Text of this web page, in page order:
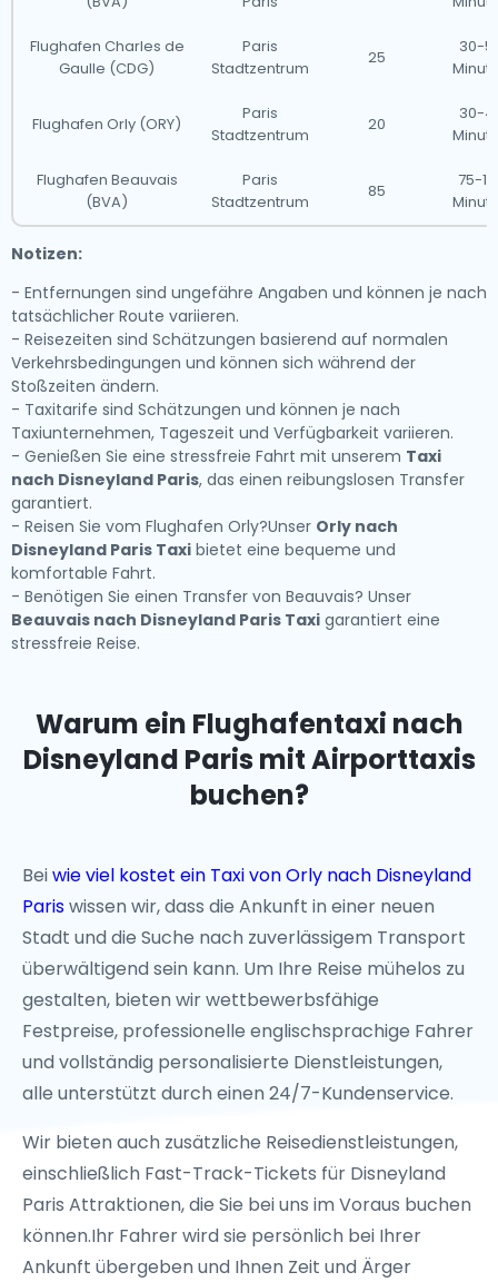
Flughafen Charles de
Gaulle (CDG)
Paris
Stadtzentrum
25
30-
Flughafen Orly (ORY)
Paris
Stadtzentrum
20
30-
Flughafen Beauvais
(BVA)
Paris
Stadtzentrum
85
75-
Notizen:
- Entfernungen sind ungefähre Angaben und können je nach
tatsächlicher Route variieren.
- Reisezeiten sind Schätzungen basierend auf normalen
Verkehrsbedingungen und können sich während der
Stoßzeiten ändern.
- Taxitarife sind Schätzungen und können je nach
Taxiunternehmen, Tageszeit und Verfügbarkeit variieren.
- Genießen Sie eine stressfreie Fahrt mit unserem Taxi
nach Disneyland Paris, das einen reibungslosen Transfer
garantiert.
- Reisen Sie vom Flughafen Orly?Unser Orly nach
Disneyland Paris Taxi bietet eine bequeme und
komfortable Fahrt.
- Benötigen Sie einen Transfer von Beauvais? Unser
Beauvais nach Disneyland Paris Taxi garantiert eine
stressfreie Reise.
Warum ein Flughafentaxi nach
Disneyland Paris mit Airporttaxis
buchen?
Beiwie viel kostet ein Taxi von Orly nach Disneyland
Pariswissen wir, dass die Ankunft in einer neuen
Stadt und die Suche nach zuverlässigem Transport
überwältigend sein kann. Um Ihre Reise mühelos zu
gestalten, bieten wir wettbewerbsfähige
Festpreise, professionelle englischsprachige Fahrer
und vollständig personalisierte Dienstleistungen,
alle unterstützt durch einen 24/7-Kundenservice.
Wir bieten auch zusätzliche Reisedienstleistungen,
einschließlich Fast-Track-Tickets für Disneyland
Paris Attraktionen, die Sie bei uns im Voraus buchen
können.Ihr Fahrer wird sie persönlich bei Ihrer
Ankunft übergeben und Ihnen Zeit und Ärger